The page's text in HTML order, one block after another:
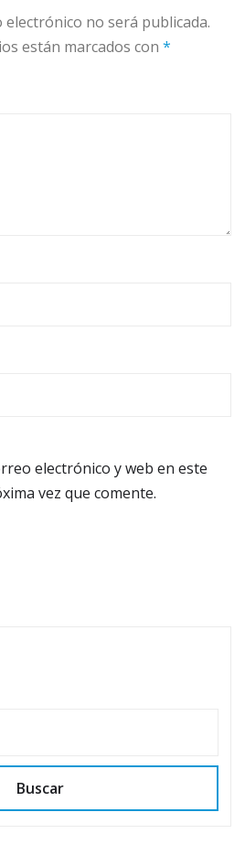
no será publicada.
están marcados con *
electrónico y web en este
vez que comente.
Buscar